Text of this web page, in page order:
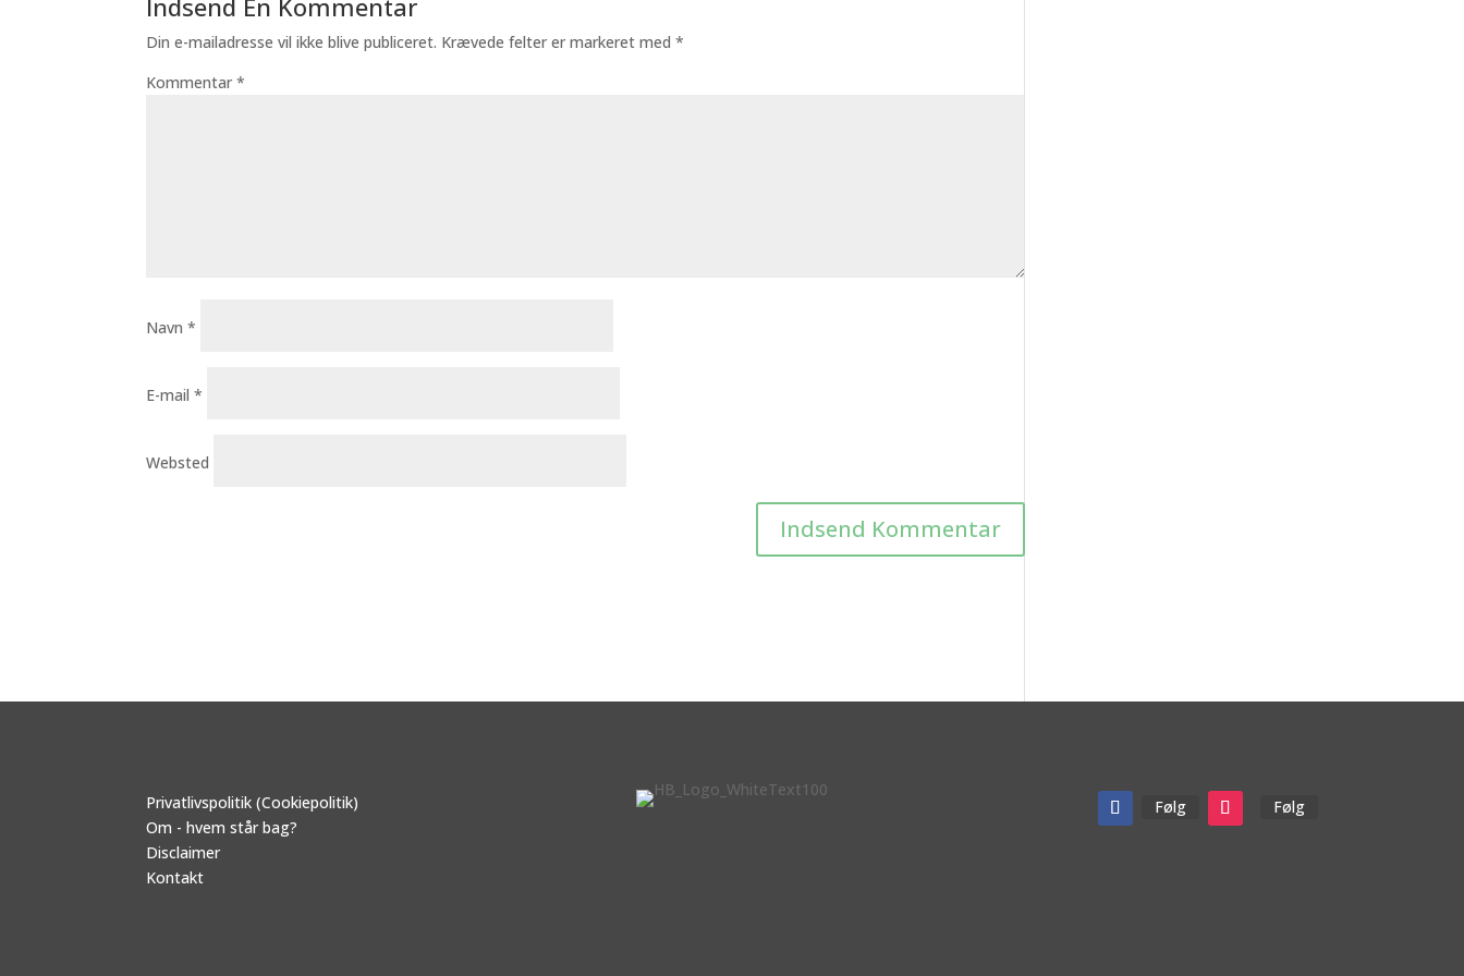
Indsend En Kommentar
Din e-mailadresse vil ikke blive publiceret. Krævede felter er markeret med*
Kommentar*
Navn*
E-mail*
Websted
Privatlivspolitik (Cookiepolitik)
Om - hvem står bag?
Disclaimer
Kontakt
Følg Følg